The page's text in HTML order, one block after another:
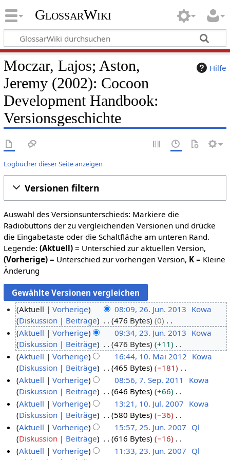
GlossarWiki
Hilfe
Moczar, Lajos; Aston,
Jeremy (2002): Cocoon
Development Handbook:
Versionsgeschichte
Logbücher dieser Seite anzeigen
Versionen filtern
Auswahl des Versionsunterschieds: Markiere die
Radiobuttons der zu vergleichenden Versionen und drücke
die Eingabetaste oder die Schaltfläche am unteren Rand.
Legende: (Aktuell)= Unterschied zur aktuellen Version,
(Vorherige)= Unterschied zur vorherigen Version, K= Kleine
Änderung
6
J
n
2
1
Aktuell Vorherige 08:09, 26. Jun. 2013 Kowa
Diskussion
Beiträge 476 Bytes
0
K
e
i
n
e
B
e
a
r
b
e
i
3
J
n
2
1
Aktuell Vorherige 09:34, 23. Jun. 2013 Kowa
Diskussion
Beiträge 476 Bytes
+11
K
e
i
n
e
B
e
a
r
b
0
M
0
Aktuell Vorherige 16:44, 10. Mai 2012 Kowa
Diskussion
Beiträge 465 Bytes
−181
K
e
i
n
e
B
e
a
e
Aktuell Vorherige 08:56, 7. Sep. 2011
Kowa
Diskussion
Beiträge 646 Bytes
+66
K
e
i
n
e
0
J
Aktuell Vorherige 13:21, 10. Jul. 2007 Kowa
Diskussion
Beiträge 580 Bytes
−36
K
e
i
5
Aktuell Vorherige 15:57, 25. Jun. 2007 Ql
Diskussion
Beiträge 616 Bytes
−16
KAktuell Vorherige 11:33, 23. Jun. 2007 Ql